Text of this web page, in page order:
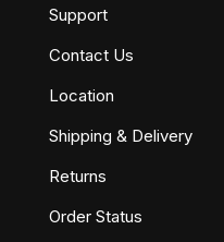
Support
Contact Us
Location
Shipping & Delivery
Returns
Order Status